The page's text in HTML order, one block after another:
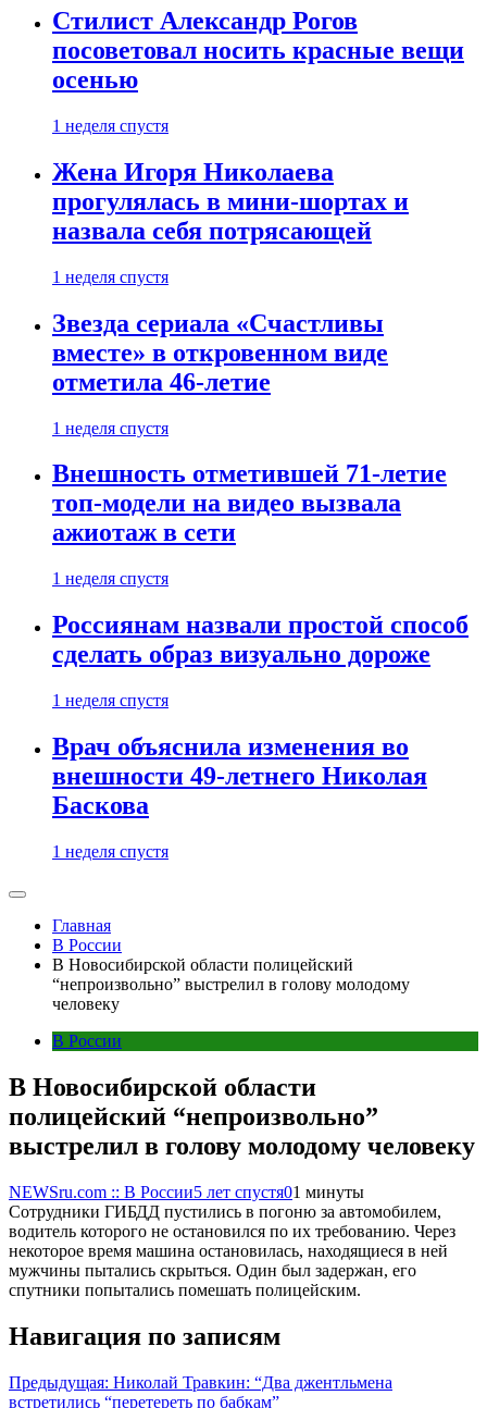
Стилист Александр Рогов
посоветовал носить красные вещи
осенью
1 неделя спустя
Жена Игоря Николаева
прогулялась в мини-шортах и
назвала себя потрясающей
1 неделя спустя
Звезда сериала «Счастливы
вместе» в откровенном виде
отметила 46-летие
1 неделя спустя
Внешность отметившей 71-летие
топ-модели на видео вызвала
ажиотаж в сети
1 неделя спустя
Россиянам назвали простой способ
сделать образ визуально дороже
1 неделя спустя
Врач объяснила изменения во
внешности 49-летнего Николая
Баскова
1 неделя спустя
Главная
В России
В Новосибирской области полицейский
“непроизвольно” выстрелил в голову молодому
человеку
В России
В Новосибирской области
полицейский “непроизвольно”
выстрелил в голову молодому человеку
NEWSru.com :: В России5 лет спустя01 минуты
Сотрудники ГИБДД пустились в погоню за автомобилем,
водитель которого не остановился по их требованию. Через
некоторое время машина остановилась, находящиеся в ней
мужчины пытались скрыться. Один был задержан, его
спутники попытались помешать полицейским.
Навигация по записям
Предыдущая: Николай Травкин: “Два джентльмена
встретились “перетереть по бабкам”